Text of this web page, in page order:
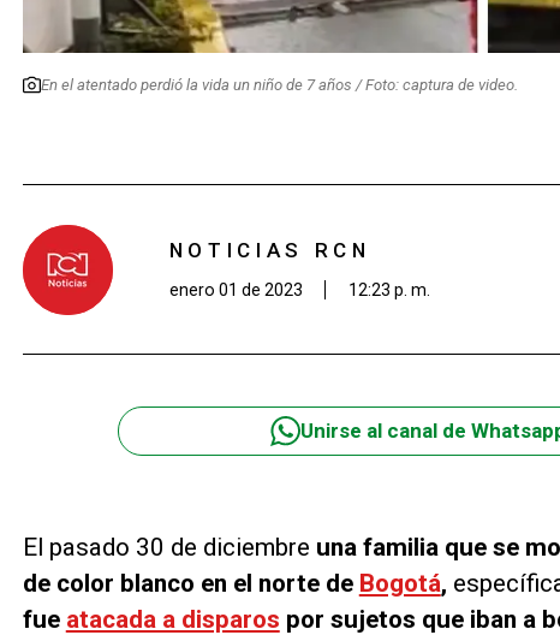
En el atentado perdió la vida un niño de 7 años / Foto: captura de video.
NOTICIAS RCN
enero 01 de 2023 12:23 p. m.
Unirse al canal de
El pasado 30 de diciembre una familia que se
de color blanco en el norte de Bogotá,
fue atacada a disparos por sujetos que iban a